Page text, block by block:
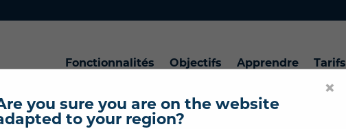
×
you sure you are on the website
to your region?
Fonctionnalités Objectifs Apprendre Tarifs